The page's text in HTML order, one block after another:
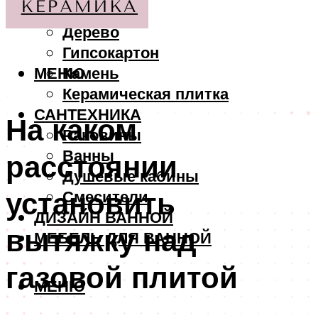
МАТЕРИАЛЫ
Дерево
Гипсокартон
Камень
Керамическая плитка
САНТЕХНИКА
Раковины
Ванны
Душевые кабины
Смесители
ДИЗАЙН ВАННОЙ
МЕБЕЛЬ ДЛЯ ВАННОЙ
МЕНЮ
МЕНЮ
На каком
расстоянии
установить
вытяжку над
газовой плитой